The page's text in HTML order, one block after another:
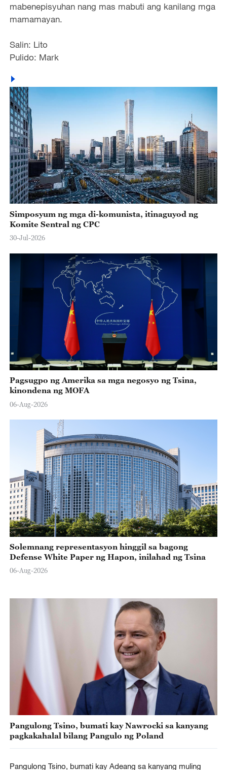
mabenepisyuhan nang mas mabuti ang kanilang mga
mamamayan.
Salin: Lito
Pulido: Mark
Simposyum ng mga di-komunista, itinaguyod ng
Komite Sentral ng CPC
30-Jul-2026
Pagsugpo ng Amerika sa mga negosyo ng Tsina,
kinondena ng MOFA
06-Aug-2026
Solemnang representasyon hinggil sa bagong
Defense White Paper ng Hapon, inilahad ng Tsina
06-Aug-2026
Pangulong Tsino, bumati kay Nawrocki sa kanyang
pagkakahalal bilang Pangulo ng Poland
Pangulong Tsino, bumati kay Adeang sa kanyang muling